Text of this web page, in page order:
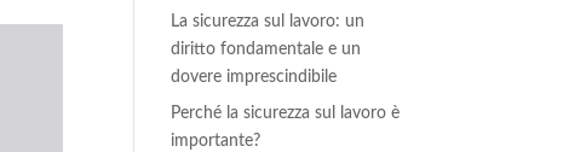
La sicurezza sul lavoro: un
diritto fondamentale e un
dovere imprescindibile
Perché la sicurezza sul lavoro è
importante?